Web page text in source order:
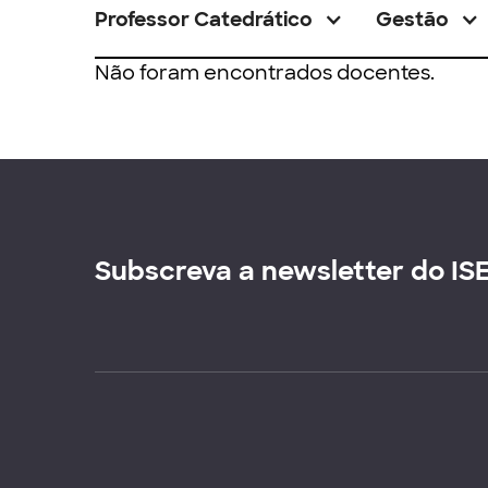
Professor Catedrático Gestão
Não foram encontrados docentes.
Subscreva a newsletter do